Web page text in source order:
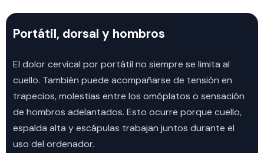
Portátil, dorsal y hombros
El dolor cervical por portátil no siempre se limita al
cuello. También puede acompañarse de tensión en
trapecios, molestias entre los omóplatos o sensación
de hombros adelantados. Esto ocurre porque cuello,
espalda alta y escápulas trabajan juntos durante el
uso del ordenador.